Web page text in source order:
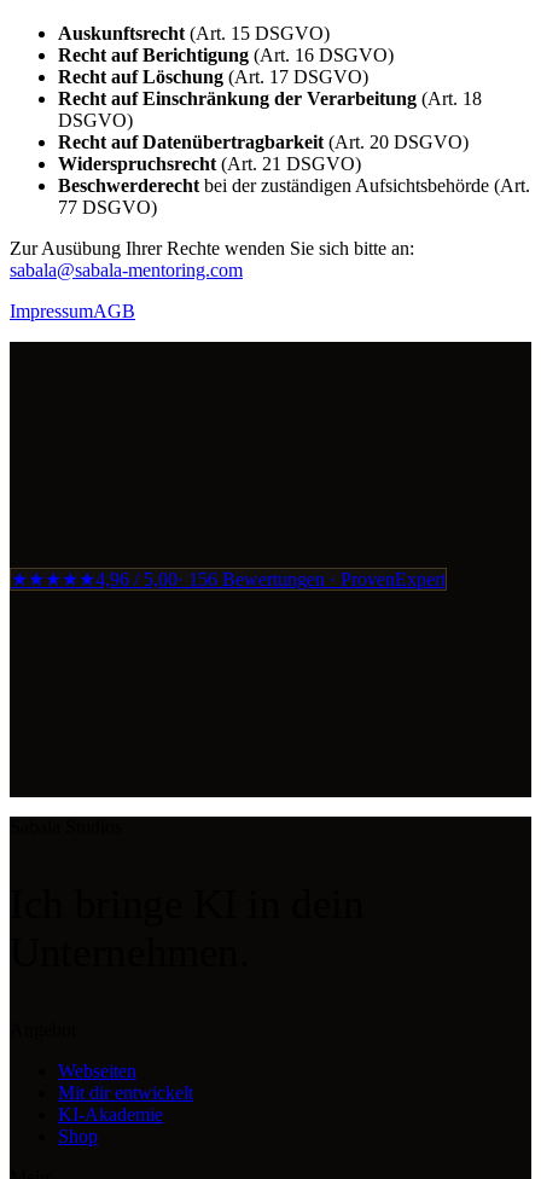
Auskunftsrecht (Art. 15 DSGVO)
Recht auf Berichtigung (Art. 16 DSGVO)
Recht auf Löschung (Art. 17 DSGVO)
Recht auf Einschränkung der Verarbeitung (Art. 18
DSGVO)
Recht auf Datenübertragbarkeit (Art. 20 DSGVO)
Widerspruchsrecht (Art. 21 DSGVO)
Beschwerderecht bei der zuständigen Aufsichtsbehörde (Art.
77 DSGVO)
Zur Ausübung Ihrer Rechte wenden Sie sich bitte an:
sabala@sabala-mentoring.com
ImpressumAGB
★★★★★4,96 / 5,00· 156 Bewertungen · ProvenExpert
Webseiten
Mit dir entwickelt
KI-Akademie
Shop